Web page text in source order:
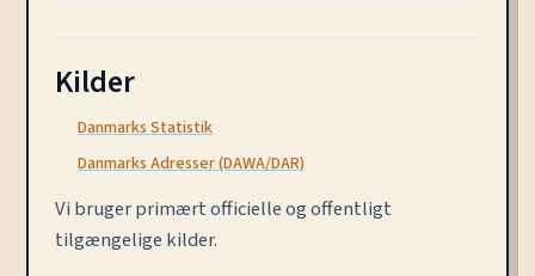
Kilder
Danmarks Statistik
Danmarks Adresser (DAWA/DAR)
Vi bruger primært officielle og offentligt
tilgængelige kilder.